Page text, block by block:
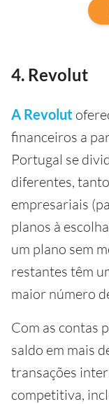
4. Revolut
A Revolut
financeiros a
Portugal se
diferentes,
empresariais
planos à
um plano sem
restantes têm
maior número
Com as contas
saldo em mais
transações
competitiva,